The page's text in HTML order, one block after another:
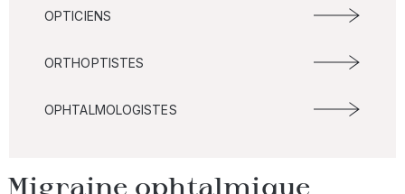
OPTICIENS
ORTHOPTISTES
OPHTALMOLOGISTES
Migraine ophtalmique